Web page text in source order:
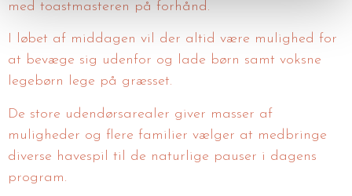
med toastmasteren på forhånd.
I løbet af middagen vil der altid være mulighed for
at bevæge sig udenfor og lade børn samt voksne
legebørn lege på græsset.
De store udendørsarealer giver masser af
muligheder og flere familier vælger at medbringe
diverse havespil til de naturlige pauser i dagens
program.